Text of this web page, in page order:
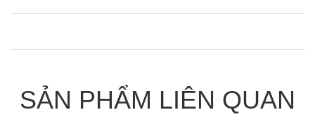
SẢN PHẨM LIÊN QUAN